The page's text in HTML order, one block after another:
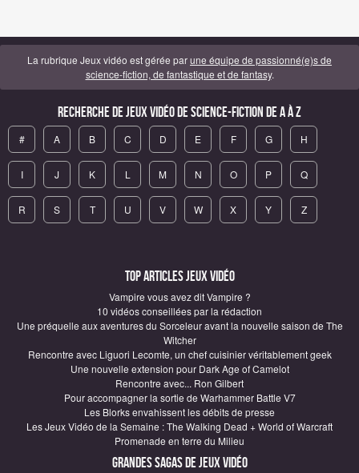
La rubrique Jeux vidéo est gérée parune équipe de passionné(e)s de
science-fiction, de fantastique et de fantasy.
Recherche de Jeux vidéo de science-fiction de A à Z
# A B C D E F G H
I J K L M N O P Q
R S T U V W X Y Z
Top articles Jeux vidéo
Vampire vous avez dit Vampire ?
10 vidéos conseillées par la rédaction
Une préquelle aux aventures du Sorceleur avant la nouvelle saison de The
Witcher
Rencontre avec Liguori Lecomte, un chef cuisinier véritablement geek
Une nouvelle extension pour Dark Age of Camelot
Rencontre avec... Ron Gilbert
Pour accompagner la sortie de Warhammer Battle V7
Les Blorks envahissent les débits de presse
Les Jeux Vidéo de la Semaine : The Walking Dead + World of Warcraft
Promenade en terre du Milieu
Grandes sagas de Jeux vidéo